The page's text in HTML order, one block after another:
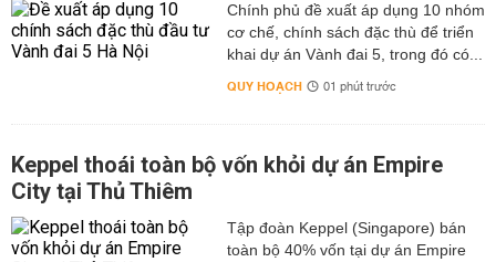
Chính phủ đề xuất áp dụng 10 nhóm
cơ chế, chính sách đặc thù để triển
khai dự án Vành đai 5, trong đó có...
QUY HOẠCH 01 phút trước
Keppel thoái toàn bộ vốn khỏi dự án Empire
City tại Thủ Thiêm
Tập đoàn Keppel (Singapore) bán
toàn bộ 40% vốn tại dự án Empire